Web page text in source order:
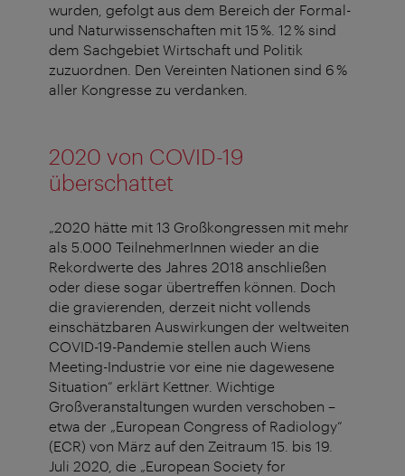
wurden, gefolgt aus dem Bereich der Formal-
und Naturwissenschaften mit 15 %. 12 % sind
dem Sachgebiet Wirtschaft und Politik
zuzuordnen. Den Vereinten Nationen sind 6 %
aller Kongresse zu verdanken.
2020 von COVID-19
überschattet
„2020 hätte mit 13 Großkongressen mit mehr
als 5.000 TeilnehmerInnen wieder an die
Rekordwerte des Jahres 2018 anschließen
oder diese sogar übertreffen können. Doch
die gravierenden, derzeit nicht vollends
einschätzbaren Auswirkungen der weltweiten
COVID-19-Pandemie stellen auch Wiens
Meeting-Industrie vor eine nie dagewesene
Situation“ erklärt Kettner. Wichtige
Großveranstaltungen wurden verschoben –
etwa der „European Congress of Radiology“
(ECR) von März auf den Zeitraum 15. bis 19.
Juli 2020, die „European Society for